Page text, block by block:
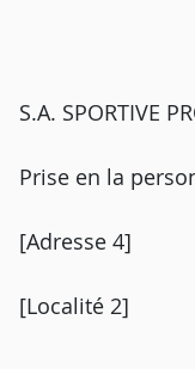
S.A. SPORTIVE
Prise en la
[Adresse 4]
[Localité 2]